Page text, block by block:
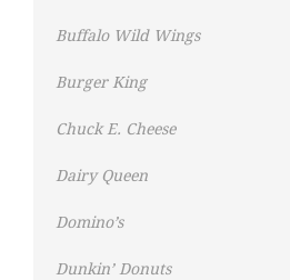
Buffalo Wild Wings
Burger King
Chuck E. Cheese
Dairy Queen
Domino’s
Dunkin’ Donuts